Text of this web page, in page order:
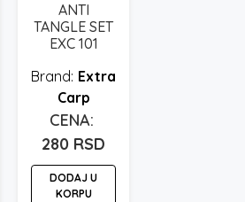
ANTI
TANGLE SET
EXC 101
Extra
Carp
280 RSD
DODAJ U
KORPU